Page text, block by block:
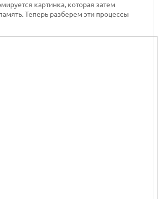
картинка, которая затем
Теперь разберем эти процессы